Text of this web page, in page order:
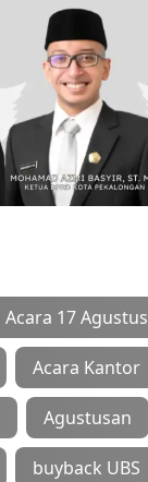
Acara 17 Agustus
Acara Kantor
Agustusan
buyback UBS